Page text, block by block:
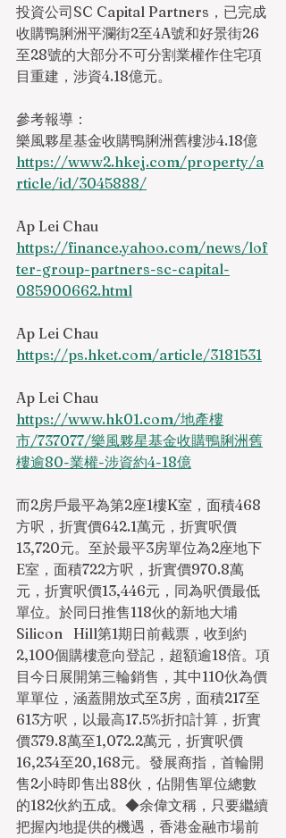
投資公司SC Capital Partners，已完成
收購鴨脷洲平瀾街2至4A號和好景街26
至28號的大部分不可分割業權作住宅項
目重建，涉資4.18億元。
參考報導：
樂風夥星基金收購鴨脷洲舊樓涉4.18億
https://www2.hkej.com/property/a
rticle/id/3045888/
Ap Lei Chau
https://finance.yahoo.com/news/lof
ter-group-partners-sc-capital-
085900662.html
Ap Lei Chau
https://ps.hket.com/article/3181531
Ap Lei Chau
https://www.hk01.com/地產樓
市/737077/樂風夥星基金收購鴨脷洲舊
樓逾80-業權-涉資約4-18億
而2房戶最平為第2座1樓K室，面積468
方呎，折實價642.1萬元，折實呎價
13,720元。至於最平3房單位為2座地下
E室，面積722方呎，折實價970.8萬
元，折實呎價13,446元，同為呎價最低
單位。於同日推售118伙的新地大埔
Silicon   Hill第1期日前截票，收到約
2,100個購樓意向登記，超額逾18倍。項
目今日展開第三輪銷售，其中110伙為價
單單位，涵蓋開放式至3房，面積217至
613方呎，以最高17.5%折扣計算，折實
價379.8萬至1,072.2萬元，折實呎價
16,234至20,168元。發展商指，首輪開
售2小時即售出88伙，佔開售單位總數
的182伙約五成。◆余偉文稱，只要繼續
把握內地提供的機遇，香港金融市場前